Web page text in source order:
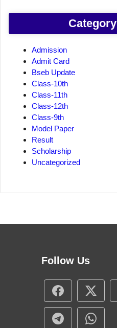
Category
Admission
Admit Card
Bseb Update
Class-10th
Class-11th
Class-12th
Class-9th
Model Paper
Result
Scholarship
Uncategorized
Follow Us